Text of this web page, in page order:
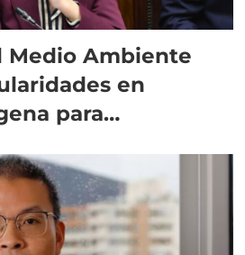
Medio Ambiente
en
para